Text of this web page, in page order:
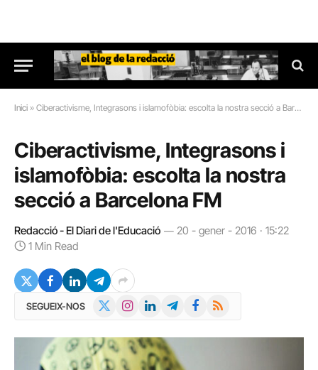
Inici » Ciberactivisme, Integrasons i islamofòbia: escolta la nostra secció a Barcelona FM
Ciberactivisme, Integrasons i
islamofòbia: escolta la nostra
secció a Barcelona FM
Redacció - El Diari de l'Educació
20 - gener - 2016 · 15:22
1 Min Read
SEGUEIX-NOS InstagramLinkedInTelegramFacebook
RSS